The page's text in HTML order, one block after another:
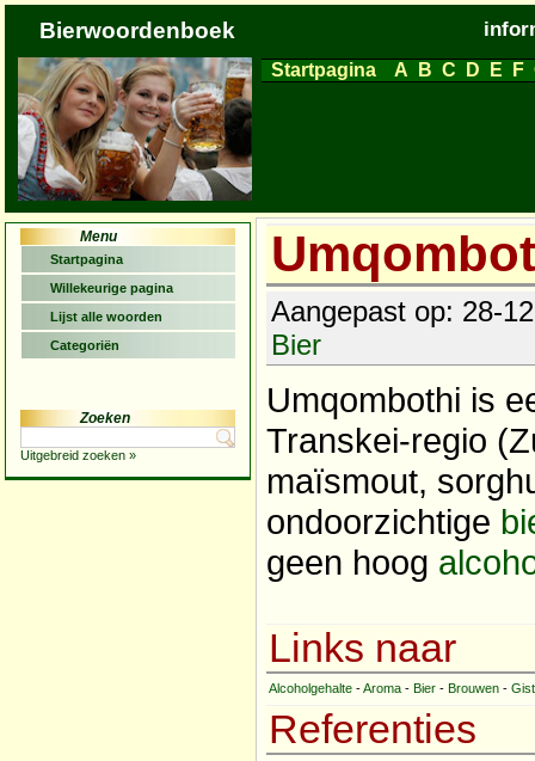
Bierwoordenboek
Startpagina A B C D E F
Menu
Startpagina
Willekeurige pagina
Lijst alle woorden
Categoriën
Zoeken
Uitgebreid zoeken »
Aangepast op: 28-
Bier
Umqombothi is
Transkei-regio
maïsmout,
ondoorzichtige
geen hoog
Links naar
Alcoholgehalte -Aroma - Bier - Brouwen - Gist
Referenties